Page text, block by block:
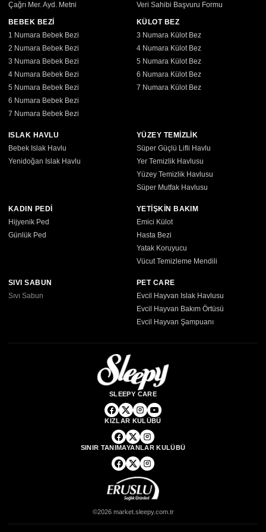
Çağrı Mer. Ayd. Metni
Veri Sahibi Başvuru Formu
BEBEK BEZİ
1 Numara Bebek Bezi
2 Numara Bebek Bezi
3 Numara Bebek Bezi
4 Numara Bebek Bezi
5 Numara Bebek Bezi
6 Numara Bebek Bezi
7 Numara Bebek Bezi
KÜLOT BEZ
3 Numara Külot Bez
4 Numara Külot Bez
5 Numara Külot Bez
6 Numara Külot Bez
7 Numara Külot Bez
ISLAK HAVLU
Bebek Islak Havlu
Yenidoğan Islak Havlu
YÜZEY TEMİZLİK
Süper Güçlü Lifli Havlu
Yer Temizlik Havlusu
Yüzey Temizlik Havlusu
Süper Mutfak Havlusu
KADIN PEDİ
Hijyenik Ped
Günlük Ped
YETİŞKİN BAKIM
Emici Külot
Hasta Bezi
Yatak Koruyucu
Vücut Temizleme Mendili
SIVI SABUN
Sıvı Sabun
PET CARE
Evcil Hayvan Islak Havlusu
Evcil Hayvan Bakım Örtüsü
Evcil Hayvan Şampuanı
SLEEPY CARE
KIZLAR KULÜBÜ
SINIR TANIMAYANLAR KULÜBÜ
©2026 market.sleepy.com.tr